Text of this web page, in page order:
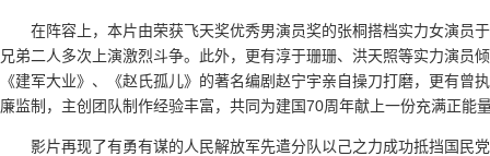
在阵容上，本片由荣获飞天奖优秀男演员奖的张桐搭档实力女演员
兄弟二人多次上演激烈斗争。此外，更有淳于珊珊、洪天照等实力演员
《建军大业》、《赵氏孤儿》的著名编剧赵宁宇亲自操刀打磨，更有
廉监制，主创团队制作经验丰富，共同为建国70周年献上一份充满正能
影片再现了有勇有谋的人民解放军先遣分队以己之力成功抵挡国民